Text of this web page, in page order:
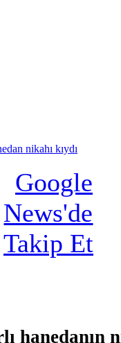
nikahı kıydı
hanedanın